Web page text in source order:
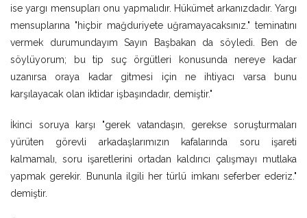
ise yargı mensupları onu yapmalıdır. Hükümet arkanızdadır. Yargı
mensuplarına "hiçbir mağduriyete uğramayacaksınız." teminatını
vermek durumundayım Sayın Başbakan da söyledi. Ben de
söylüyorum; bu tip suç örgütleri konusunda nereye kadar
uzanırsa oraya kadar gitmesi için ne ihtiyacı varsa bunu
karşılayacak olan iktidar işbaşındadır, demiştir."
İkinci soruya karşı "gerek vatandaşın, gerekse soruşturmaları
yürüten görevli arkadaşlarımızın kafalarında soru işareti
kalmamalı, soru işaretlerini ortadan kaldırıcı çalışmayı mutlaka
yapmak gerekir. Bununla ilgili her türlü imkanı seferber ederiz."
demiştir.